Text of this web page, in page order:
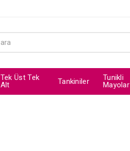
Tek Üst Tek
Alt
Tankiniler
Tunikli
Mayolar